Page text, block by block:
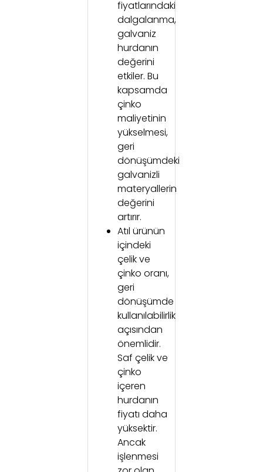
fiyatlarındaki
dalgalanma,
galvaniz
hurdanın
değerini
etkiler. Bu
kapsamda
çinko
maliyetinin
yükselmesi,
geri
dönüşümdeki
galvanizli
materyallerin
değerini
artırır.
Atıl ürünün
içindeki
çelik ve
çinko oranı,
geri
dönüşümde
kullanılabilirlik
açısından
önemlidir.
Saf çelik ve
çinko
içeren
hurdanın
fiyatı daha
yüksektir.
Ancak
işlenmesi